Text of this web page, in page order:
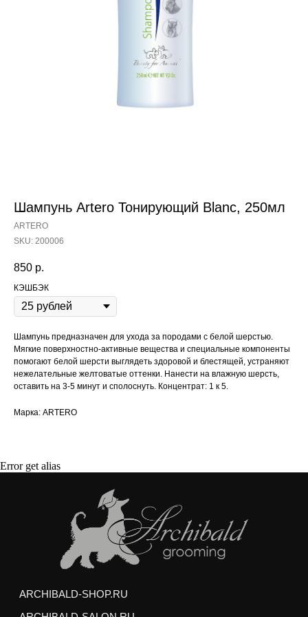
Шампунь Artero Тонирующий Blanc, 250мл
ARTERO
SKU: 200006
850 р.
КЭШБЭК
Шампунь предназначен для ухода за породами с белой шерстью.
Мягкие поверхностно-активные вещества и специальные компоненты
помогают белой шерсти выглядеть здоровой и блестящей, устраняют
нежелательные желтоватые оттенки. Нанести на влажную шерсть,
оставить на 3-5 минут и сполоснуть. Концентрат: 1 к 5.
Марка: ARTERO
Error get alias
Контакты
ARCHIBALD-SHOP.RU
+7 495 410-
ARCHIBALD-SALON.RU
ООО "АРЧИБАЛЬД"
Политика обработки персональных данных
(шампунь и кондиционер)
Покупая корм/лакомства на сумму от 3000
рублей, вы получаетекачественный
бесплатный груминг
для вашего питомца
Content Oriented Web
Make great presentations, longreads, and landing pages, as well as photo